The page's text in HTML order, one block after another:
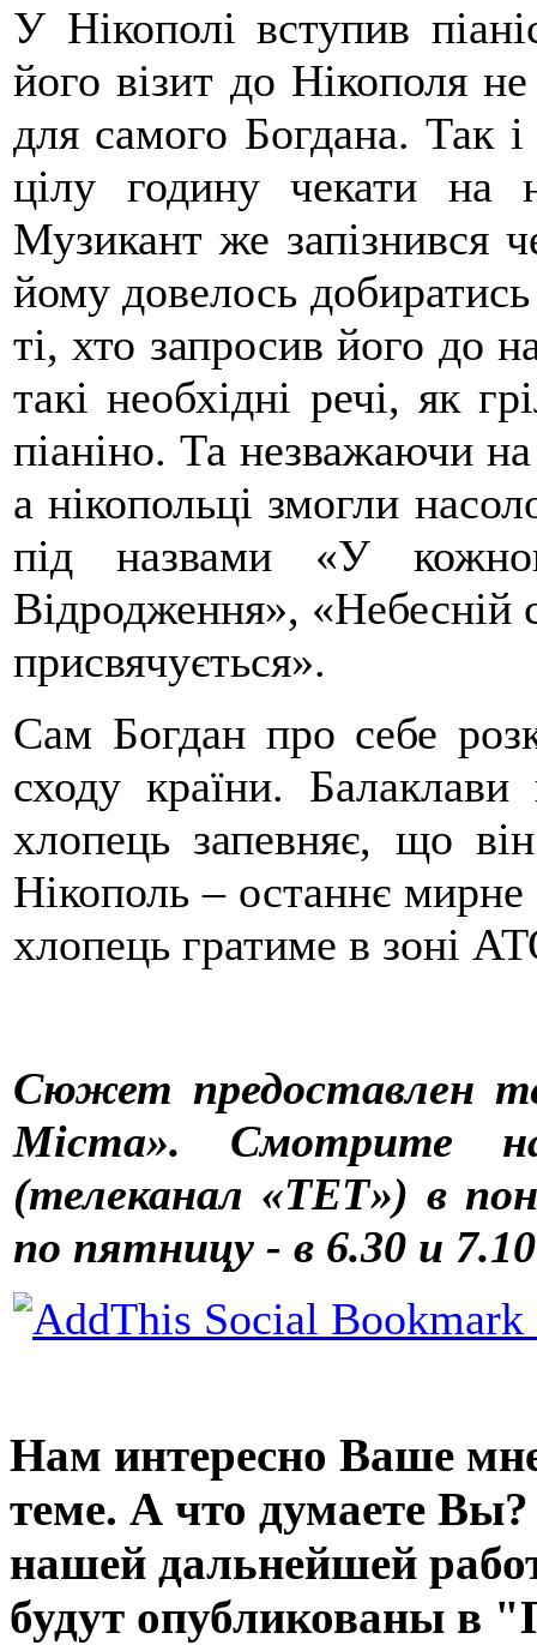
У Нікополі вступив
його візит до Нікополя
для самого Богдана. Так
цілу годину чекати на
Музикант же запізнився
йому довелось
ті, хто запросив його до
такі необхідні речі, як
піаніно. Та незважаючи
а нікопольці змогли
під назвами «У
Відродження», «Небесній
присвячується».
Сам Богдан про себе
сходу країни.
хлопець запевняє, що
Нікополь – останнє мирне
хлопець гратиме в зоні
Сюжет предоставлен
Міста». Смотрите
(телеканал «ТЕТ») в
по пятницу - в 6.30 и 7.10
Нам интересно Ваше
теме. А что думаете
нашей дальнейшей
будут опубликованы в